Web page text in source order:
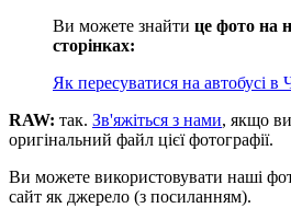
Ви можете знайти це фото на
сторінках:
Як пересуватися на автобусі в
RAW: так. Зв'яжіться з нами, якщо
оригінальний файл цієї фотографії.
Ви можете використовувати наші
сайт як джерело (з посиланням).